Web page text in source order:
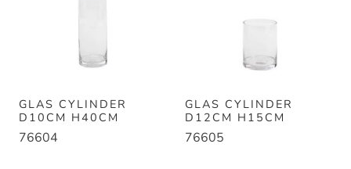
GLAS CYLINDER
D10CM H40CM
76604
GLAS CYLINDER
D12CM H15CM
76605